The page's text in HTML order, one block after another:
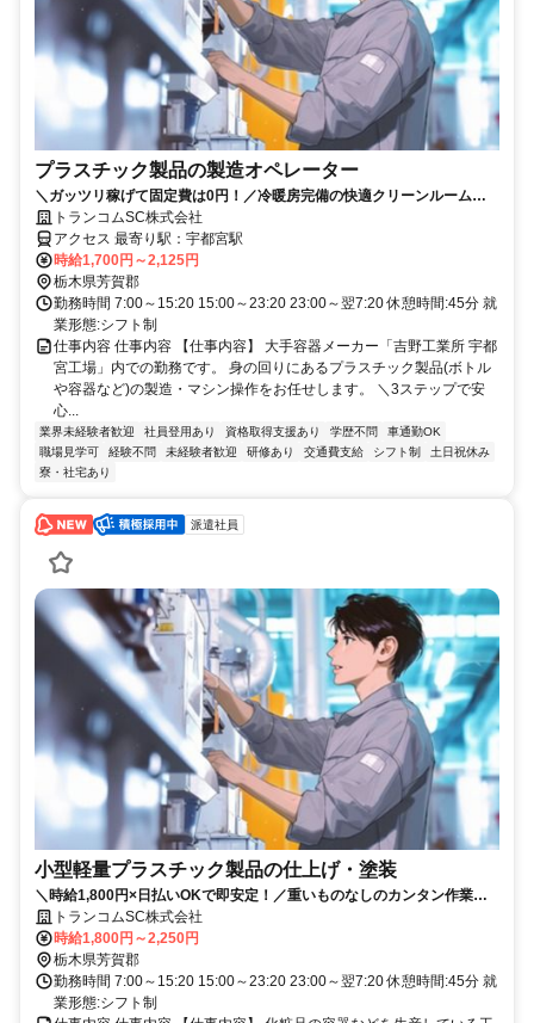
プラスチック製品の製造オペレーター
＼ガッツリ稼げて固定費は0円！／冷暖房完備の快適クリーンルームで
モクモク作業★未経験から正社員登用も目指せる安心の職場です！
トランコムSC株式会社
アクセス 最寄り駅：宇都宮駅
時給1,700円～2,125円
栃木県芳賀郡
勤務時間 7:00～15:20 15:00～23:20 23:00～翌7:20 休憩時間:45分 就
業形態:シフト制
仕事内容 仕事内容 【仕事内容】 大手容器メーカー「吉野工業所 宇都
宮工場」内での勤務です。 身の回りにあるプラスチック製品(ボトル
や容器など)の製造・マシン操作をお任せします。 ＼3ステップで安
心...
業界未経験者歓迎 社員登用あり 資格取得支援あり 学歴不問
車通勤OK
職場見学可
経験不問 未経験者歓迎 研修あり 交通費支給 シフト制
土日祝休み
寮・社宅あり
派遣社員
小型軽量プラスチック製品の仕上げ・塗装
＼時給1,800円×日払いOKで即安定！／重いものなしのカンタン作業★
寮費無料でペア・家族での入寮も相談OK！WEB面接でラクラク応募！
トランコムSC株式会社
時給1,800円～2,250円
栃木県芳賀郡
勤務時間 7:00～15:20 15:00～23:20 23:00～翌7:20 休憩時間:45分 就
業形態:シフト制